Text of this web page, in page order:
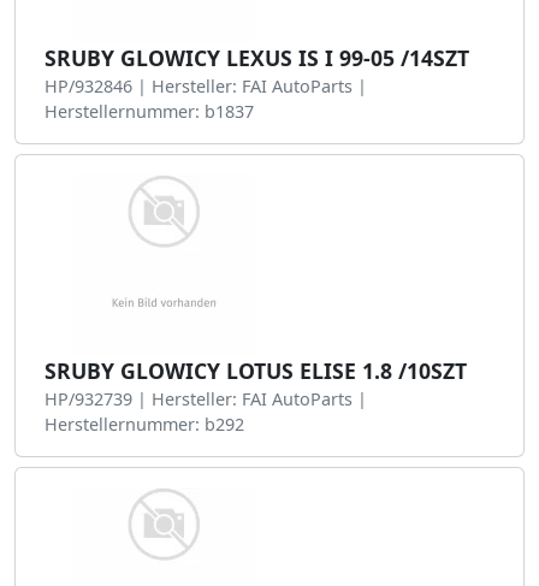
SRUBY GLOWICY LEXUS IS I 99-05 /14SZT
HP/932846 | Hersteller: FAI AutoParts |
Herstellernummer: b1837
SRUBY GLOWICY LOTUS ELISE 1.8 /10SZT
HP/932739 | Hersteller: FAI AutoParts |
Herstellernummer: b292